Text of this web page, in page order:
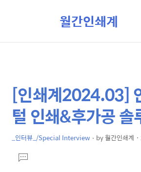
월간인쇄계
상
세
컨
텐
본
문
제
목
[인쇄계2024.03]
털 인쇄&후가공 솔
_인터뷰_/Special Interview by월간인쇄계
문댓
글